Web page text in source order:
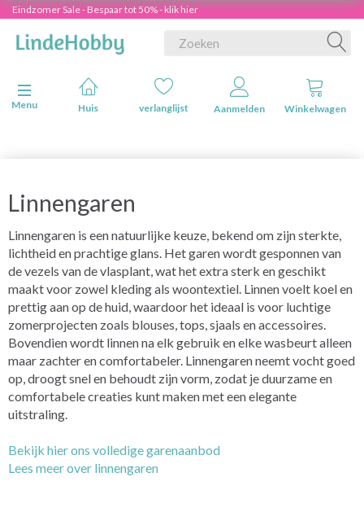
Eindzomer Sale - Bespaar tot 50% - klik hier
Navigatie in-/uitschakelen
Menu
Huis verlanglijst Aanmelden Winkelwagen
Linnengaren
Linnengaren is een natuurlijke keuze, bekend om zijn sterkte,
lichtheid en prachtige glans. Het garen wordt gesponnen van
de vezels van de vlasplant, wat het extra sterk en geschikt
maakt voor zowel kleding als woontextiel. Linnen voelt koel en
prettig aan op de huid, waardoor het ideaal is voor luchtige
zomerprojecten zoals blouses, tops, sjaals en accessoires.
Bovendien wordt linnen na elk gebruik en elke wasbeurt alleen
maar zachter en comfortabeler. Linnengaren neemt vocht goed
op, droogt snel en behoudt zijn vorm, zodat je duurzame en
comfortabele creaties kunt maken met een elegante
uitstraling.
Bekijk hier ons volledige garenaanbod
Lees meer over linnengaren